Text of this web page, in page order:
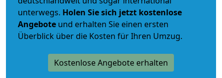
unterwegs. Holen Sie sich jetzt kostenlose
Angebote und erhalten Sie einen ersten
Überblick über die Kosten für Ihren Umzug.
Kostenlose Angebote erhalten